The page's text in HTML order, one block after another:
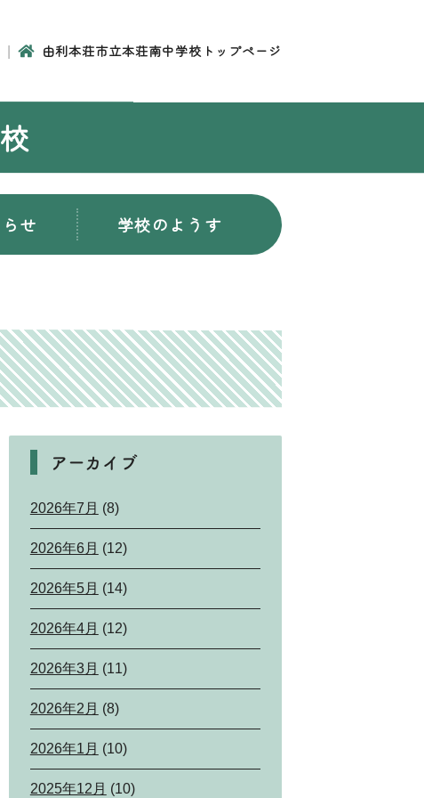
由利本荘市立本荘南中学校トップページ
せ 学校のようす
アーカイブ
2026年7月 (8)
2026年6月 (12)
2026年5月 (14)
2026年4月 (12)
2026年3月 (11)
2026年2月 (8)
2026年1月 (10)
2025年12月 (10)